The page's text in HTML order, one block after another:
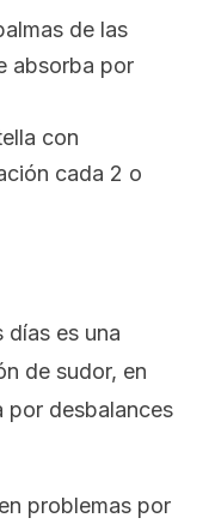
de las
absorba por
con
cada 2 o
días es una
de sudor, en
por desbalances
problemas por